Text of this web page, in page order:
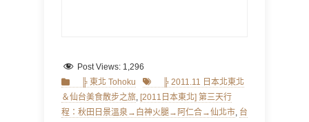
Post Views: 1,296
Categories
╠ 東北 Tohoku Tags ╠ 2011.11 日本北東北
＆仙台美食散步之旅, [2011日本東北] 第三天行
程：秋田日景溫泉→白神火腿→阿仁合→仙北市, 台